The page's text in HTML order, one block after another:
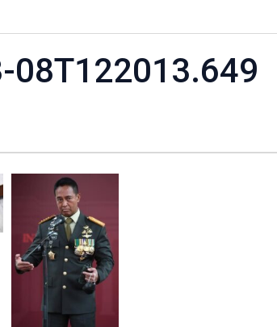
08T122013.649